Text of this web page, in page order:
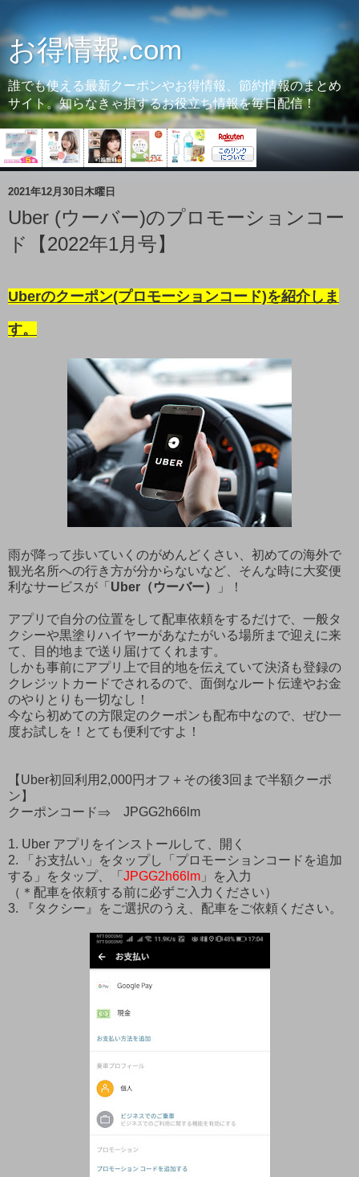
お得情報.com
誰でも使える最新クーポンやお得情報、節約情報のまとめ
サイト。知らなきゃ損するお役立ち情報を毎日配信！
2021年12月30日木曜日
Uber (ウーバー)のプロモーションコー
ド【2022年1月号】
Uberのクーポン(プロモーションコード)を紹介しま
す。
雨が降って歩いていくのがめんどくさい、初めての海外で
観光名所への行き方が分からないなど、そんな時に大変便
利なサービスが「 Uber（ウーバー） 」！
アプリで自分の位置をして配車依頼をするだけで、一般タ
クシーや黒塗りハイヤーがあなたがいる場所まで迎えに来
て、目的地まで送り届けてくれます。
しかも事前にアプリ上で目的地を伝えていて決済も登録の
クレジットカードでされるので、面倒なルート伝達やお金
のやりとりも一切なし！
今なら初めての方限定のクーポンも配布中なので、ぜひ一
度お試しを！とても便利ですよ！
【Uber初回利用2,000円オフ＋その後3回まで半額クーポ
ン】
クーポンコード⇒ JPGG2h66lm
1. Uber アプリをインストールして、開く
2. 「お支払い」をタップし「プロモーションコードを追加
する」をタップ、「 JPGG2h66lm 」を入力
（＊配車を依頼する前に必ずご入力ください）
3. 『タクシー』をご選択のうえ、配車をご依頼ください。